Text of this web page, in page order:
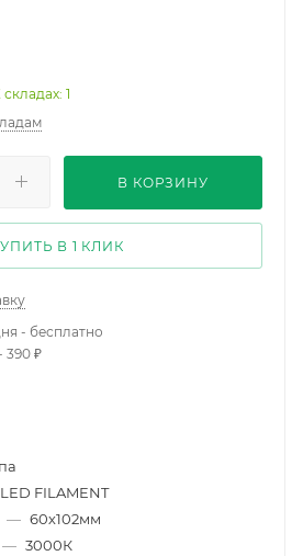
1
В КОРЗИНУ
В 1 КЛИК
- бесплатно
390 ₽
LED FILAMENT
— 60х102мм
— 3000К